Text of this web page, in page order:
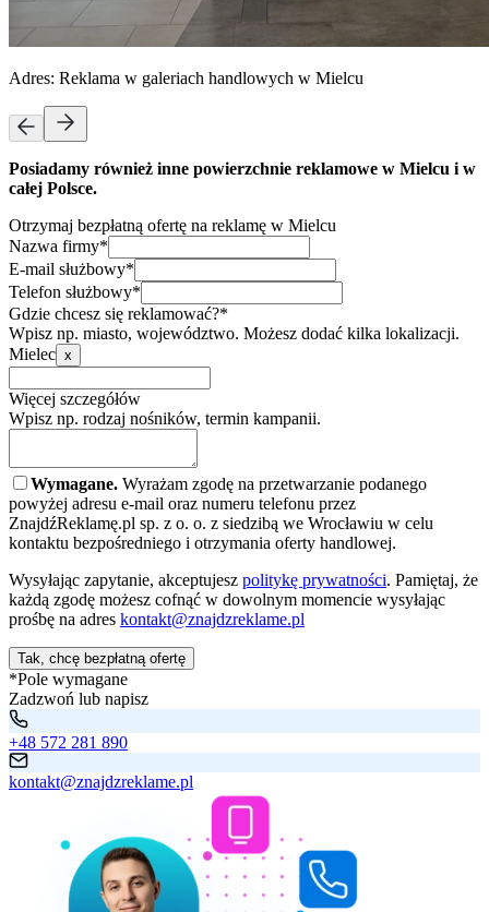
Adres: Reklama w galeriach handlowych w Mielcu
Posiadamy również inne powierzchnie reklamowe w Mielcu i w
całej Polsce.
Otrzymaj bezpłatną ofertę na reklamę w Mielcu
Nazwa firmy*
E-mail służbowy*
Telefon służbowy*
Gdzie chcesz się reklamować?*
Wpisz np. miasto, województwo. Możesz dodać kilka lokalizacji.
Mielec x
Więcej szczegółów
Wpisz np. rodzaj nośników, termin kampanii.
Wymagane. Wyrażam zgodę na przetwarzanie podanego
powyżej adresu e-mail oraz numeru telefonu przez
ZnajdźReklamę.pl sp. z o. o. z siedzibą we Wrocławiu w celu
kontaktu bezpośredniego i otrzymania oferty handlowej.
Wysyłając zapytanie, akceptujesz politykę prywatności. Pamiętaj, że
każdą zgodę możesz cofnąć w dowolnym momencie wysyłając
prośbę na adres kontakt@znajdzreklame.pl
Tak, chcę bezpłatną ofertę
*Pole wymagane
Zadzwoń lub napisz
+48 572 281 890
kontakt@znajdzreklame.pl